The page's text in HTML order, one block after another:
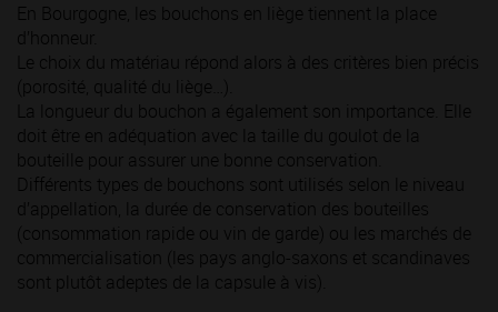
En Bourgogne, les bouchons en liège tiennent la place
d’honneur.
Le choix du matériau répond alors à des critères bien précis
(porosité, qualité du liège…).
La longueur du bouchon a également son importance. Elle
doit être en adéquation avec la taille du goulot de la
bouteille pour assurer une bonne conservation.
Différents types de bouchons sont utilisés selon le niveau
d’appellation, la durée de conservation des bouteilles
(consommation rapide ou vin de garde) ou les marchés de
commercialisation (les pays anglo-saxons et scandinaves
sont plutôt adeptes de la capsule à vis).